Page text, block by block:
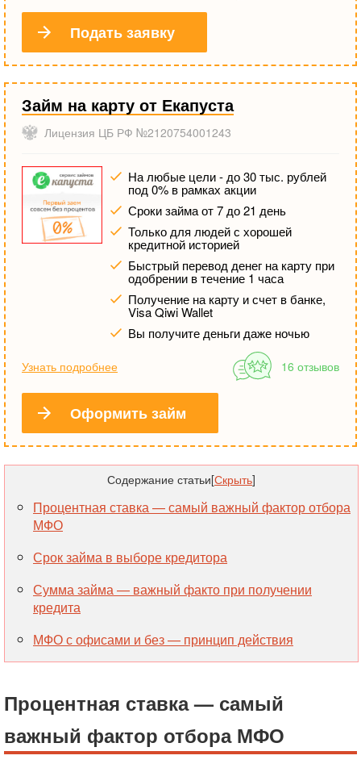
Подать заявку
Займ на карту от Екапуста
Лицензия ЦБ РФ №2120754001243
На любые цели - до 30 тыс. рублей
под 0% в рамках акции
Сроки займа от 7 до 21 день
Только для людей с хорошей
кредитной историей
Быстрый перевод денег на карту при
одобрении в течение 1 часа
Получение на карту и счет в банке,
Visa Qiwi Wallet
Вы получите деньги даже ночью
Узнать подробнее 16 отзывов
Оформить займ
Содержание статьи[Скрыть]
Процентная ставка — самый важный фактор отбора
МФО
Срок займа в выборе кредитора
Сумма займа — важный факто при получении
кредита
МФО с офисами и без — принцип действия
Процентная ставка — самый
важный фактор отбора МФО